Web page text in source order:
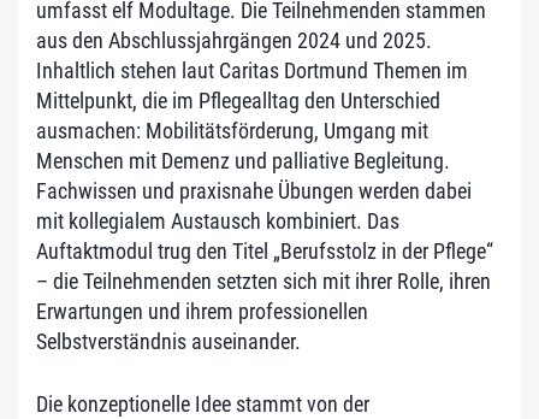
umfasst elf Modultage. Die Teilnehmenden stammen
aus den Abschlussjahrgängen 2024 und 2025.
Inhaltlich stehen laut Caritas Dortmund Themen im
Mittelpunkt, die im Pflegealltag den Unterschied
ausmachen: Mobilitätsförderung, Umgang mit
Menschen mit Demenz und palliative Begleitung.
Fachwissen und praxisnahe Übungen werden dabei
mit kollegialem Austausch kombiniert. Das
Auftaktmodul trug den Titel „Berufsstolz in der Pflege“
– die Teilnehmenden setzten sich mit ihrer Rolle, ihren
Erwartungen und ihrem professionellen
Selbstverständnis auseinander.
Die konzeptionelle Idee stammt von der